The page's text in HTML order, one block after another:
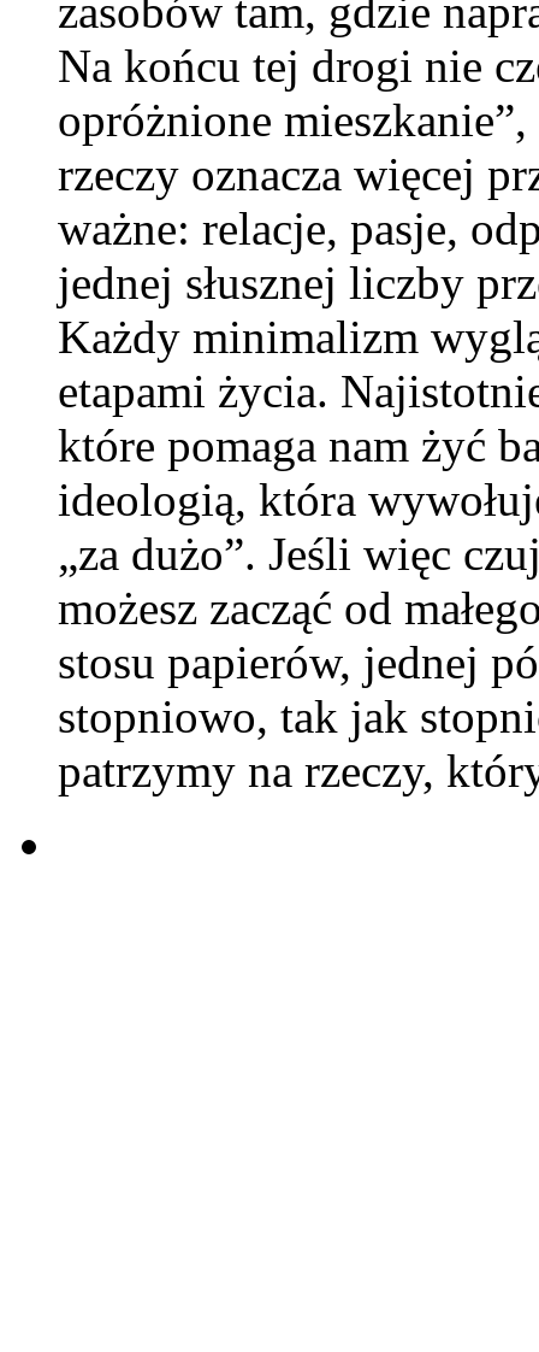
zasobów tam, gdzie
Na końcu tej drogi nie
opróżnione
rzeczy oznacza więcej
ważne: relacje, pasje,
jednej słusznej liczby
Każdy minimalizm
etapami życia.
które pomaga nam żyć
ideologią, która
„za dużo”. Jeśli więc
możesz zacząć od
stosu papierów, jednej
stopniowo, tak jak
patrzymy na rzeczy,